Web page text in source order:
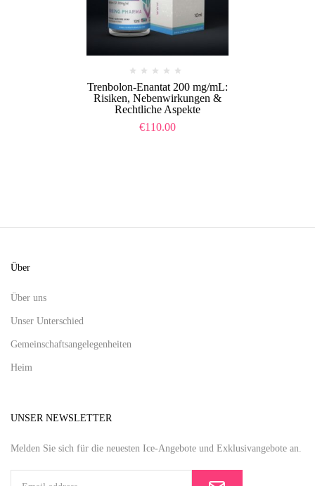
Trenbolon-Enantat 200 mg/mL:
Risiken, Nebenwirkungen &
Rechtliche Aspekte
€110.00
Über
Über uns
Unser Unterschied
Gemeinschaftsangelegenheiten
Heim
UNSER NEWSLETTER
Melden Sie sich für die neuesten Ice-Angebote und Exklusivangebote an.